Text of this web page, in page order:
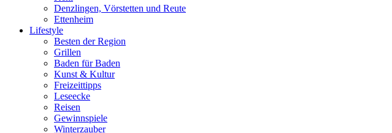
Denzlingen, Vörstetten und Reute
Ettenheim
Lifestyle
Besten der Region
Grillen
Baden für Baden
Kunst & Kultur
Freizeittipps
Leseecke
Reisen
Gewinnspiele
Winterzauber